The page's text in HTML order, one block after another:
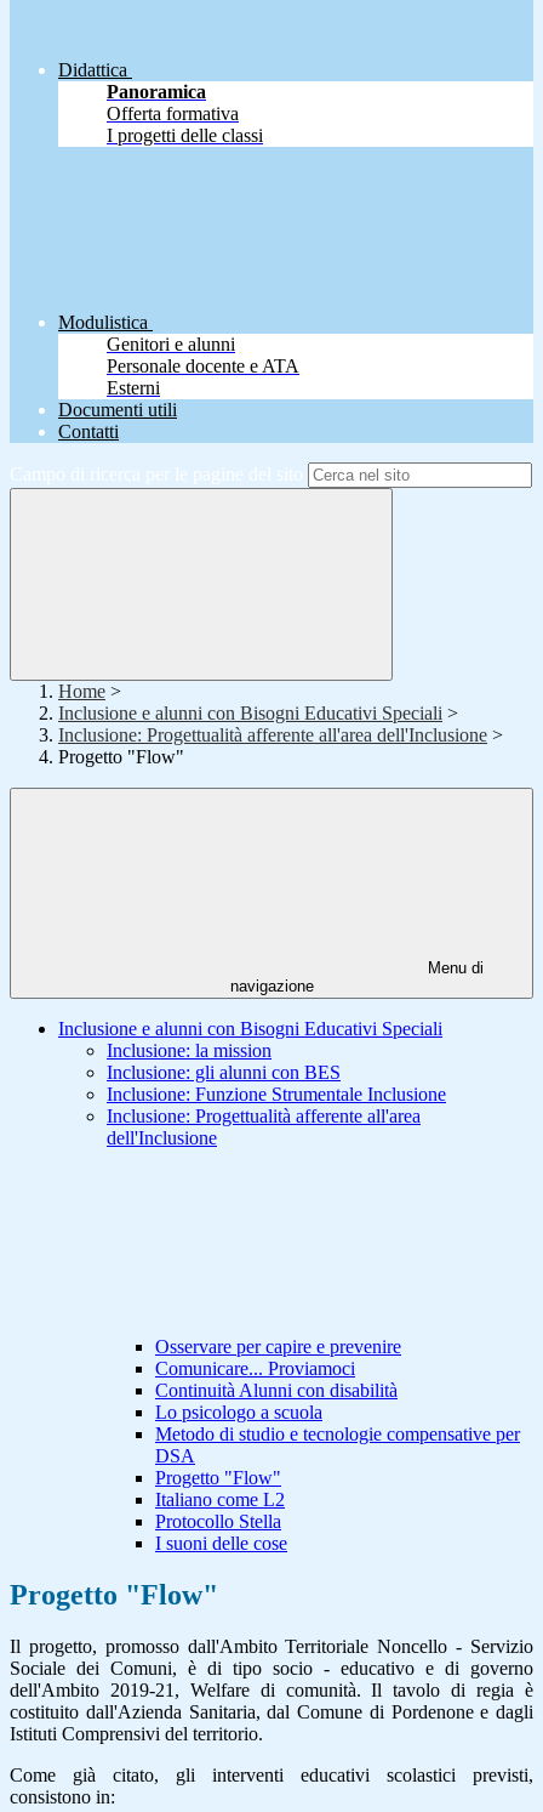
Didattica
Panoramica
Offerta formativa
I progetti delle classi
Modulistica
Genitori e alunni
Personale docente e ATA
Esterni
Documenti utili
Contatti
Campo di ricerca per le pagine del sito
Home >
Inclusione e alunni con Bisogni Educativi Speciali >
Inclusione: Progettualità afferente all'area dell'Inclusione >
Progetto "Flow"
Menu di
navigazione
Inclusione e alunni con Bisogni Educativi Speciali
Inclusione: la mission
Inclusione: gli alunni con BES
Inclusione: Funzione Strumentale Inclusione
Inclusione: Progettualità afferente all'area
dell'Inclusione
Osservare per capire e prevenire
Comunicare... Proviamoci
Continuità Alunni con disabilità
Lo psicologo a scuola
Metodo di studio e tecnologie compensative per
DSA
Progetto "Flow"
Italiano come L2
Protocollo Stella
I suoni delle cose
Progetto "Flow"
Il progetto, promosso dall'Ambito Territoriale Noncello - Servizio
Sociale dei Comuni, è di tipo socio - educativo e di governo
dell'Ambito 2019-21, Welfare di comunità. Il tavolo di regia è
costituito dall'Azienda Sanitaria, dal Comune di Pordenone e dagli
Istituti Comprensivi del territorio.
Come già citato, gli interventi educativi scolastici previsti,
consistono in: